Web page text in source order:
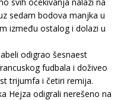
sedam bodova manjka u
između ostalog i dolazi u
odigrao šesnaest
fudbala i doživeo
trijumfa i četiri remija.
Hejza odigrali nerešeno na